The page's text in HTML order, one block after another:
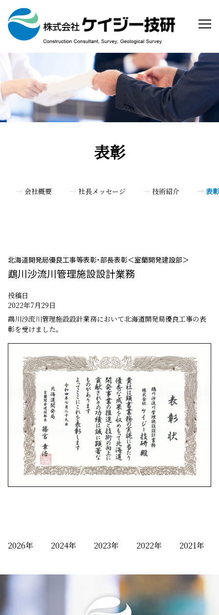
表彰
会社概要 社長メッセージ 技術紹介 表彰
北海道開発局優良工事等表彰・部長表彰＜室蘭開発建設部＞
鵡川沙流川管理施設設計業務
投稿日
2022年7月29日
鵡川沙流川管理施設設計業務において北海道開発局優良工事の表
彰を受けました。
2026 2024 2023 2022 2021